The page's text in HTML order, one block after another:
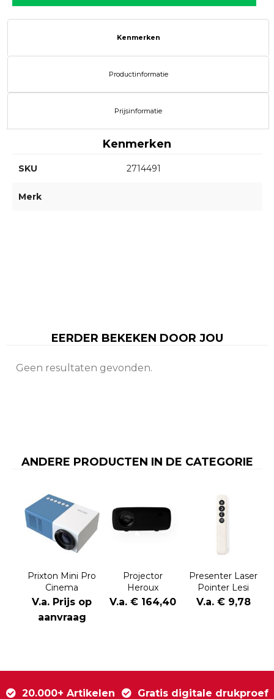
Kenmerken
Productinformatie
Prijsinformatie
Kenmerken
SKU 2714491
Merk
EERDER BEKEKEN DOOR JOU
Geen resultaten gevonden.
ANDERE PRODUCTEN IN DE CATEGORIE
Prixton Mini Pro
Cinema
projector
V.a. Prijs op
aanvraag
Projector
Heroux
V.a. € 164,40
Presenter Laser
Pointer Lesi
V.a. € 9,78
20.000+ Artikelen Gratis digitale drukproef